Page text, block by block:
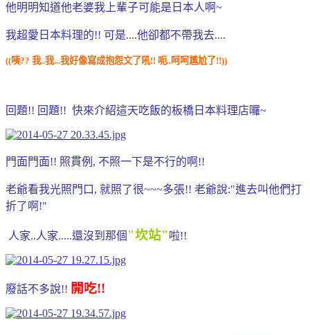
他明明知道他老婆我上輩子可能是日本人啊~
我超愛日本料理的!! 可是....他卻都不帶我去....
((咦?? 我..我...我好像寫成抱怨文了吼!! 呃..呵呵尷尬了!!))
回題!! 回題!! 快來介紹這天吃飯的板橋日本料理店囉~
門面門面!! 照貫例, 不照一下是不行的啊!!
老爺看我光照門口, 就照了很~~~多張!! 老爺說:"進去叫他們打
折了啊!"
人家..人家.....還沒到那個 "坎站"啦!!
廢話不多說!! 開吃!!